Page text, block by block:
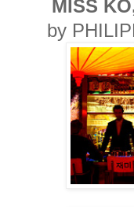
MISS
by